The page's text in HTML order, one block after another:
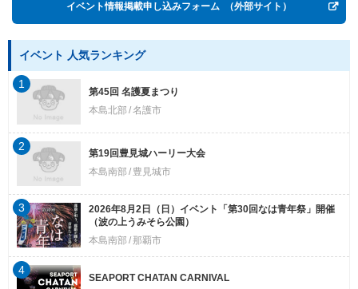
イベント情報掲載申し込みフォーム （外部サイト）
イベント 人気ランキング
第45回 名護夏まつり
本島北部 名護市
1
第19回豊見城ハーリー大会
本島南部
豊見城市
2
2026年8月2日（日）イベント「第30回なは青年祭」開催
（波の上うみそら公園）
本島南部
那覇市
3
SEAPORT CHATAN CARNIVAL
4